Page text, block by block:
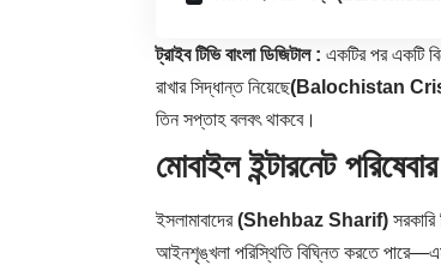
ট্রাইব টিভি বাংলা ডিজিটাল : একটির পর একটি
রাখার সিদ্ধান্ত নিয়েছে(Balochistan
তিন সপ্তাহ বলবৎ থাকবে।
মোবাইল ইন্টারনেট
ইসলামাবাদের(Shehbaz Sharif)
আইনশৃঙ্খলা পরিস্থিতি বিঘ্নিত করতে